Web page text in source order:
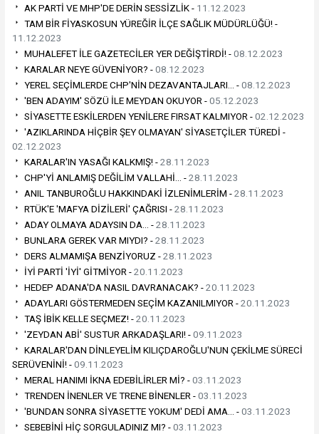
AK PARTİ VE MHP'DE DERİN SESSİZLİK - 11.12.2023
TAM BİR FİYASKOSUN YÜREĞİR İLÇE SAĞLIK MÜDÜRLÜĞÜ! -
11.12.2023
MUHALEFET İLE GAZETECİLER YER DEĞİŞTİRDİ! -08.12.2023
KARALAR NEYE GÜVENİYOR? -08.12.2023
YEREL SEÇİMLERDE CHP'NİN DEZAVANTAJLARI… -08.12.2023
'BEN ADAYIM' SÖZÜ İLE MEYDAN OKUYOR -05.12.2023
SİYASETTE ESKİLERDEN YENİLERE FIRSAT KALMIYOR -02.12.2023
'AZIKLARINDA HİÇBİR ŞEY OLMAYAN' SİYASETÇİLER TÜREDİ -
02.12.2023
KARALAR'IN YASAĞI KALKMIŞ! -28.11.2023
CHP'Yİ ANLAMIŞ DEĞİLİM VALLAHİ… -28.11.2023
ANIL TANBUROĞLU HAKKINDAKİ İZLENİMLERİM -28.11.2023
RTÜK'E 'MAFYA DİZİLERİ' ÇAĞRISI -28.11.2023
ADAY OLMAYA ADAYSIN DA… -28.11.2023
BUNLARA GEREK VAR MIYDI? -28.11.2023
DERS ALMAMIŞA BENZİYORUZ -28.11.2023
İYİ PARTİ 'İYİ' GİTMİYOR -20.11.2023
HEDEP ADANA'DA NASIL DAVRANACAK? -20.11.2023
ADAYLARI GÖSTERMEDEN SEÇİM KAZANILMIYOR -20.11.2023
TAŞ İBİK KELLE SEÇMEZ! -20.11.2023
'ZEYDAN ABİ' SUSTUR ARKADAŞLARI! -09.11.2023
KARALAR'DAN DİNLEYELİM KILIÇDAROĞLU'NUN ÇEKİLME SÜRECİ
SERÜVENİNİ! -09.11.2023
MERAL HANIMI İKNA EDEBİLİRLER Mİ? -03.11.2023
TRENDEN İNENLER VE TRENE BİNENLER -03.11.2023
'BUNDAN SONRA SİYASETTE YOKUM' DEDİ AMA… -03.11.2023
SEBEBİNİ HİÇ SORGULADINIZ MI? -03.11.2023